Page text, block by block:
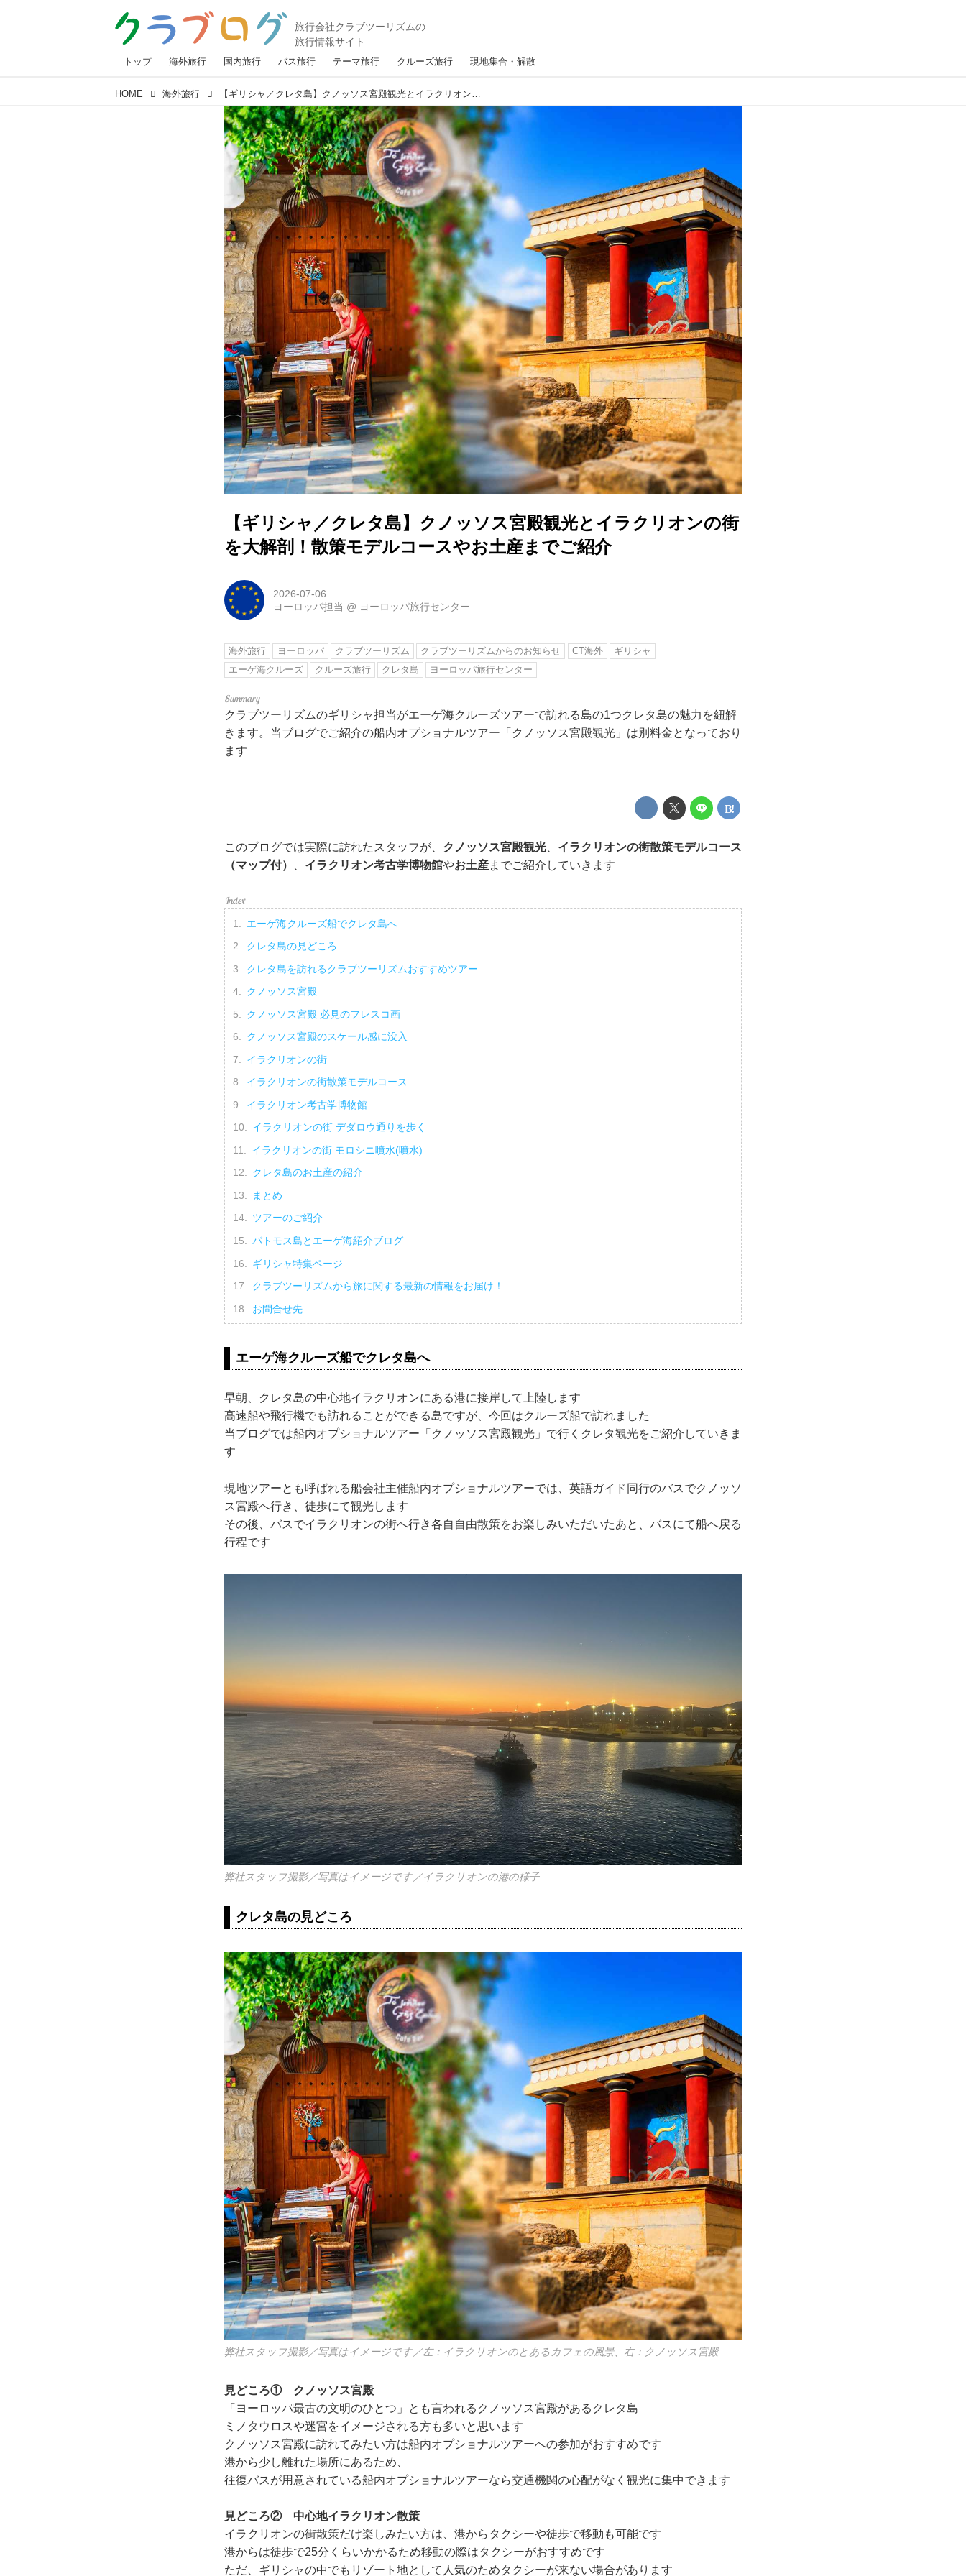
トップ 海外旅行 国内旅行 バス旅行 テーマ旅行 クルーズ旅行 現地集合・解散
HOME 海外旅行 【ギリシャ／クレタ島】クノッソス宮殿観光とイラクリオンの街を大解剖！散策モデルコースやお土産までご紹介
【ギリシャ／クレタ島】クノッソス宮殿観光とイラクリオンの街
を大解剖！散策モデルコースやお土産までご紹介
2026-07-06
ヨーロッパ担当 @ ヨーロッパ旅行センター
海外旅行 ヨーロッパ クラブツーリズム クラブツーリズムからのお知らせ CT海外
ギリシャ
エーゲ海クルーズ
クルーズ旅行 クレタ島 ヨーロッパ旅行センター
クラブツーリズムのギリシャ担当がエーゲ海クルーズツアーで訪れる島の1つクレタ島の魅力を紐解
きます。当ブログでご紹介の船内オプショナルツアー「クノッソス宮殿観光」は別料金となっており
ます
このブログでは実際に訪れたスタッフが、 クノッソス宮殿観光
イラクリオンの街散策モデルコース
（マップ付）
イラクリオン考古学博物館やお土産までご紹介していきます
エーゲ海クルーズ船でクレタ島へ
クレタ島の見どころ
クレタ島を訪れるクラブツーリズムおすすめツアー
クノッソス宮殿
クノッソス宮殿 必見のフレスコ画
クノッソス宮殿のスケール感に没入
イラクリオンの街
イラクリオンの街散策モデルコース
イラクリオン考古学博物館
イラクリオンの街 デダロウ通りを歩く
イラクリオンの街 モロシニ噴水(噴水)
クレタ島のお土産の紹介
まとめ
ツアーのご紹介
パトモス島とエーゲ海紹介ブログ
ギリシャ特集ページ
クラブツーリズムから旅に関する最新の情報をお届け！
お問合せ先
エーゲ海クルーズ船でクレタ島へ
早朝、クレタ島の中心地イラクリオンにある港に接岸して上陸します
高速船や飛行機でも訪れることができる島ですが、今回はクルーズ船で訪れました
当ブログでは船内オプショナルツアー「クノッソス宮殿観光」で行くクレタ観光をご紹介していきま
す
現地ツアーとも呼ばれる船会社主催船内オプショナルツアーでは、英語ガイド同行のバスでクノッソ
ス宮殿へ行き、徒歩にて観光します
その後、バスでイラクリオンの街へ行き各自自由散策をお楽しみいただいたあと、バスにて船へ戻る
行程です
弊社スタッフ撮影／写真はイメージです／イラクリオンの港の様子
クレタ島の見どころ
弊社スタッフ撮影／写真はイメージです／左：イラクリオンのとあるカフェの風景、右：クノッソス宮殿
見どころ① クノッソス宮殿
「ヨーロッパ最古の文明のひとつ」とも言われるクノッソス宮殿があるクレタ島
ミノタウロスや迷宮をイメージされる方も多いと思います
クノッソス宮殿に訪れてみたい方は船内オプショナルツアーへの参加がおすすめです
港から少し離れた場所にあるため、
往復バスが用意されている船内オプショナルツアーなら交通機関の心配がなく観光に集中できます
見どころ② 中心地イラクリオン散策
イラクリオンの街散策だけ楽しみたい方は、港からタクシーや徒歩で移動も可能です
港からは徒歩で25分くらいかかるため移動の際はタクシーがおすすめです
ただ、ギリシャの中でもリゾート地として人気のためタクシーが来ない場合があります